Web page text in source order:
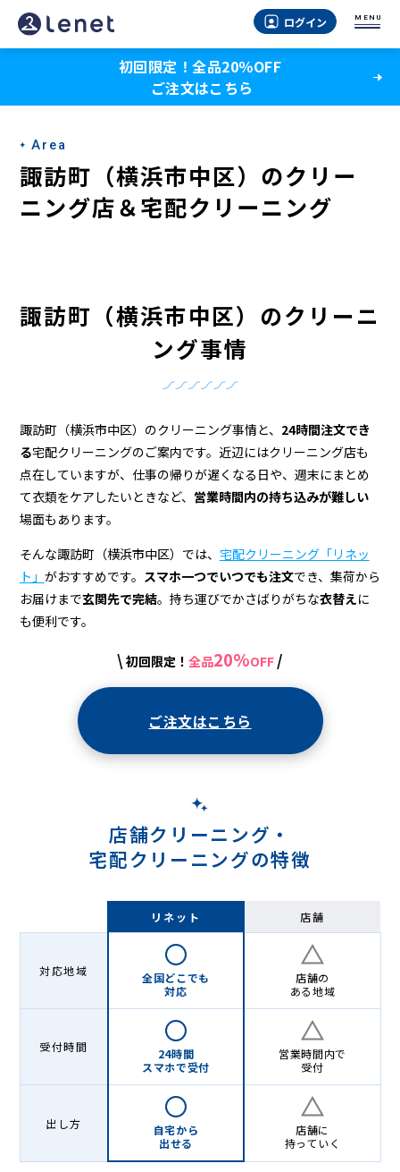
諏
訪
（横
浜
市
中
ク
リ
ン
グ
店
＆
宅
配
ク
ログイン MENU
初回限定！全品20％OFF
ご注文はこちら
Area
諏訪町（横浜市中区）のクリー
ニング店＆宅配クリーニング
諏訪町（横浜市中区）のクリーニ
ング事情
諏訪町（横浜市中区）のクリーニング事情と、 24時間注文でき
る宅配クリーニングのご案内です。近辺にはクリーニング店も
点在していますが、仕事の帰りが遅くなる日や、週末にまとめ
て衣類をケアしたいときなど、 営業時間内の持ち込みが難しい
場面もあります。
そんな諏訪町（横浜市中区）では、 宅配クリーニング「リネッ
ト」 がおすすめです。 スマホ一つでいつでも注文でき、集荷から
お届けまで玄関先で完結。持ち運びでかさばりがちな衣替えに
も便利です。
\ 初回限定！ 全品20%OFF /
ご注文はこちら
店舗クリーニング・
宅配クリーニングの特徴
リネット 店舗
対応地域
全国どこでも
対応
店舗の
ある地域
受付時間
24時間
スマホで受付
営業時間内で
受付
出し方
自宅から
出せる
店舗に
持っていく